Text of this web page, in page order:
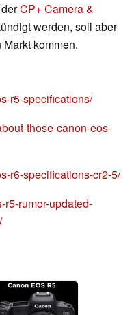
CP+ Camera &
werden, soll aber
kommen.
r5-specifications/
those-canon-eos-
r6-specifications-cr2-5/
rumor-updated-